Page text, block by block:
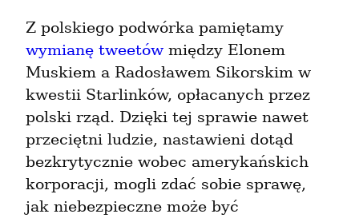
wymianę tweetów między Elonem
Muskiem a Radosławem Sikorskim w
kwestii Starlinków, opłacanych przez
polski rząd. Dzięki tej sprawie nawet
przeciętni ludzie, nastawieni dotąd
bezkrytycznie wobec amerykańskich
korporacji, mogli zdać sobie sprawę,
jak niebezpieczne może być